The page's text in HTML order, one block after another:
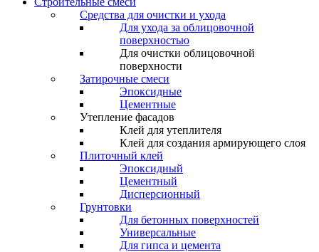
Средства для очистки и ухода
Для ухода за облицовочной
поверхностью
Для очистки облицовочной
поверхности
Затирочные смеси
Эпоксидные
Цементные
Утепление фасадов
Клей для утеплителя
Клей для создания армирующего слоя
Плиточный клей
Эпоксидный
Цементный
Дисперсионный
Грунтовки
Для бетонных поверхностей
Универсальные
Для гипса и цемента